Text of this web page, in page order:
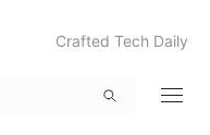
Crafted Tech Daily